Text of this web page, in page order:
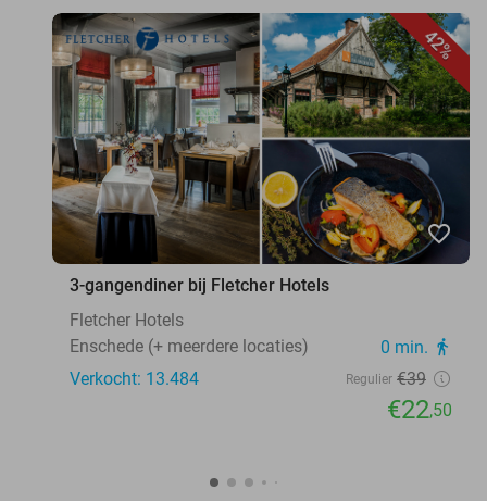
42%
favorite_border
3-gangendiner bij Fletcher Hotels
Fletcher Hotels
Enschede (+ meerdere locaties)
0 min. directions_walk
Verkocht: 13.484 Regulier €39
€22,50